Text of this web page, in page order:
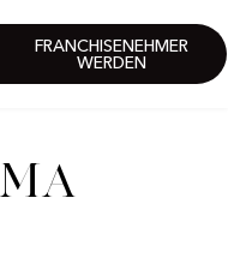
FRANCHISENEHMER
WERDEN